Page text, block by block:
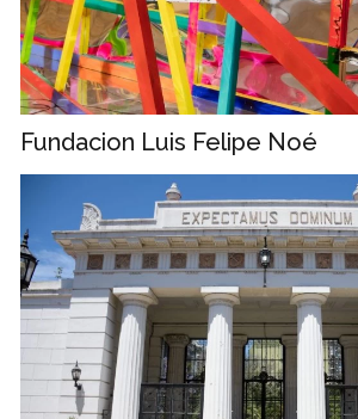
Fundacion Luis Felipe Noé